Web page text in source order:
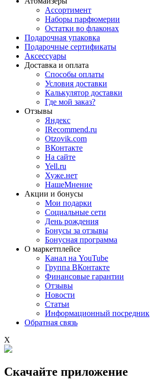
Ассортимент
Наборы парфюмерии
Остатки во флаконах
Подарочная упаковка
Подарочные сертификаты
Аксессуары
Доставка и оплата
Способы оплаты
Условия доставки
Калькулятор доставки
Где мой заказ?
Отзывы
Яндекс
IRecommend.ru
Otzovik.com
ВКонтакте
На сайте
Yell.ru
Хуже.нет
НашеМнение
Акции и бонусы
Мои подарки
Социальные сети
День рождения
Бонусы за отзывы
Бонусная программа
О маркетплейсе
Канал на YouTube
Группа ВКонтакте
Финансовые гарантии
Отзывы
Новости
Статьи
Информационный посредник
Обратная связь
X
Скачайте приложение